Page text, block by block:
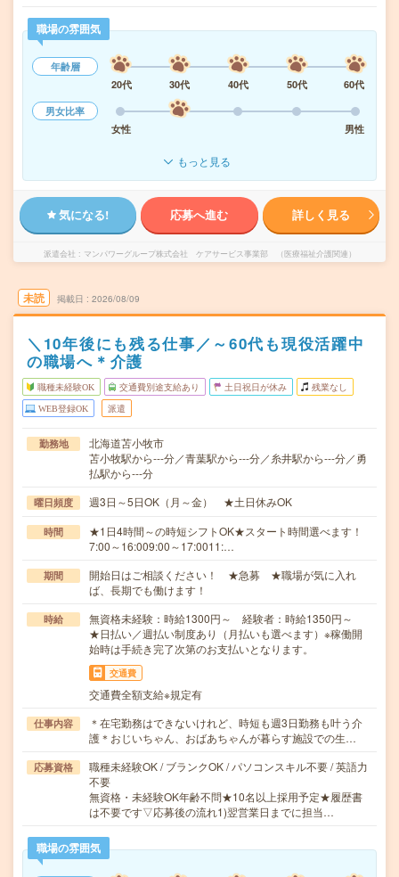
職場の雰囲気
年齢層
20代
30代 40代 50代
60代
男女比率
女性
男性
もっと見る
気になる! 応募へ進む 詳しく見る
派遣会社 マンパワーグループ株式会社 ケアサービス事業部 （医療福祉介護関連）
未読 掲載日 2026/08/09
＼10年後にも残る仕事／～60代も現役活躍中
の職場へ＊介護
職種未経験OK 交通費別途支給あり 土日祝日が休み 残業なし
WEB登録OK 派遣
勤務地
北海道苫小牧市
苫小牧駅から---分／青葉駅から---分／糸井駅から---分／勇
払駅から---分
曜日頻度 週3日～5日OK（月～金） ★土日休みOK
時間
★1日4時間～の時短シフトOK★スタート時間選べます！
7:00～16:009:00～17:0011:…
期間
開始日はご相談ください！ ★急募 ★職場が気に入れ
ば、長期でも働けます！
時給
無資格未経験：時給1300円～ 経験者：時給1350円～
★日払い／週払い制度あり（月払いも選べます）※稼働開
始時は手続き完了次第のお支払いとなります。
交通費
交通費全額支給※規定有
仕事内容
＊在宅勤務はできないけれど、時短も週3日勤務も叶う介
護＊おじいちゃん、おばあちゃんが暮らす施設での生…
応募資格
職種未経験OK / ブランクOK / パソコンスキル不要 / 英語力
不要
無資格・未経験OK年齢不問★10名以上採用予定★履歴書
は不要です▽応募後の流れ1)翌営業日までに担当…
職場の雰囲気